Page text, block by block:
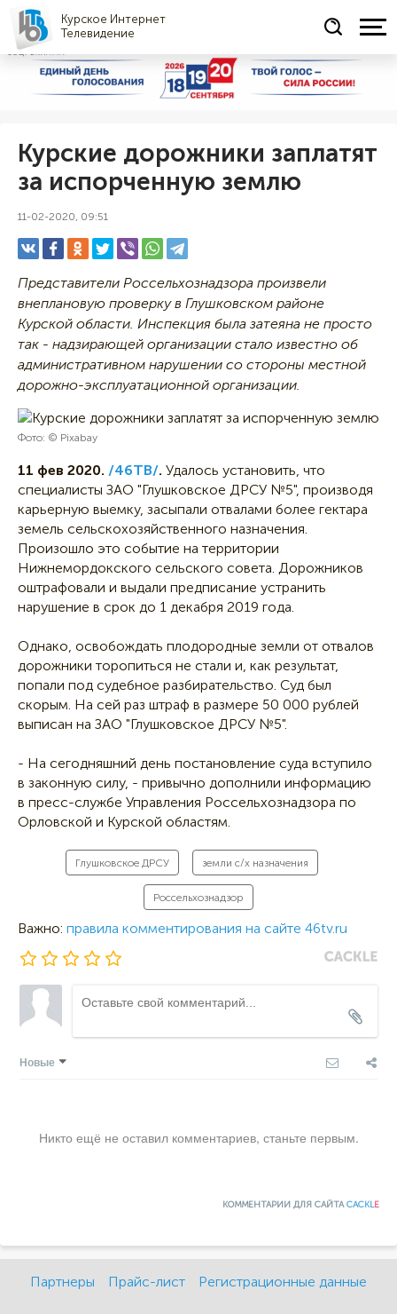
Курское Интернет
Телевидение
СОЦРЕКЛАМА
Курские дорожники заплатят
за испорченную землю
11-02-2020, 09:51
Представители Россельхознадзора произвели
внеплановую проверку в Глушковском районе
Курской области. Инспекция была затеяна не просто
так - надзирающей организации стало известно об
административном нарушении со стороны местной
дорожно-эксплуатационной организации.
Фото: © Pixabay
11 фев 2020. /46ТВ/. Удалось установить, что
специалисты ЗАО "Глушковское ДРСУ №5", производя
карьерную выемку, засыпали отвалами более гектара
земель сельскохозяйственного назначения.
Произошло это событие на территории
Нижнемордокского сельского совета. Дорожников
оштрафовали и выдали предписание устранить
нарушение в срок до 1 декабря 2019 года.
Однако, освобождать плодородные земли от отвалов
дорожники торопиться не стали и, как результат,
попали под судебное разбирательство. Суд был
скорым. На сей раз штраф в размере 50 000 рублей
выписан на ЗАО "Глушковское ДРСУ №5".
- На сегодняшний день постановление суда вступило
в законную силу, - привычно дополнили информацию
в пресс-службе Управления Россельхознадзора по
Орловской и Курской областям.
Глушковское ДРСУ земли с/х назначения
Россельхознадзор
Важно: правила комментирования на сайте 46tv.ru
Новые
Никто ещё не оставил комментариев, станьте первым.
КОММЕНТАРИИ ДЛЯ САЙТАCACKLE
Партнеры Прайс-лист Регистрационные данные